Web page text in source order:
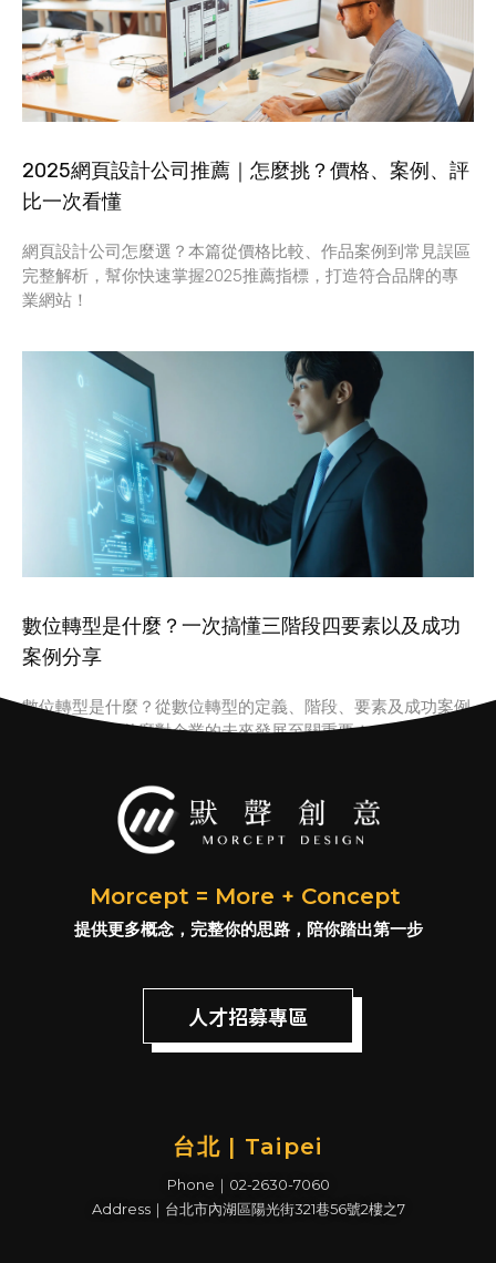
2025網頁設計公司推薦｜怎麼挑？價格、案例、評
比一次看懂
網頁設計公司怎麼選？本篇從價格比較、作品案例到常見誤區
完整解析，幫你快速掌握2025推薦指標，打造符合品牌的專
業網站！
數位轉型是什麼？一次搞懂三階段四要素以及成功
案例分享
數位轉型是什麼？從數位轉型的定義、階段、要素及成功案例
看數位轉型為什麼對企業的未來發展至關重要！
Morcept = More + Concept
提供更多概念，完整你的思路，陪你踏出第一步
人才招募專區
台北 | Taipei
Phone｜02-2630-7060
Address｜台北市內湖區陽光街321巷56號2樓之7